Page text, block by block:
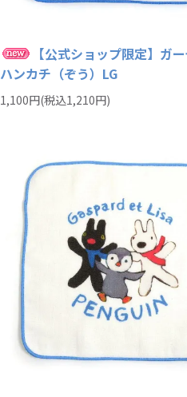
【公式ショップ限定】ガ
ハンカチ（ぞう）LG
1,100円(税込1,210円)